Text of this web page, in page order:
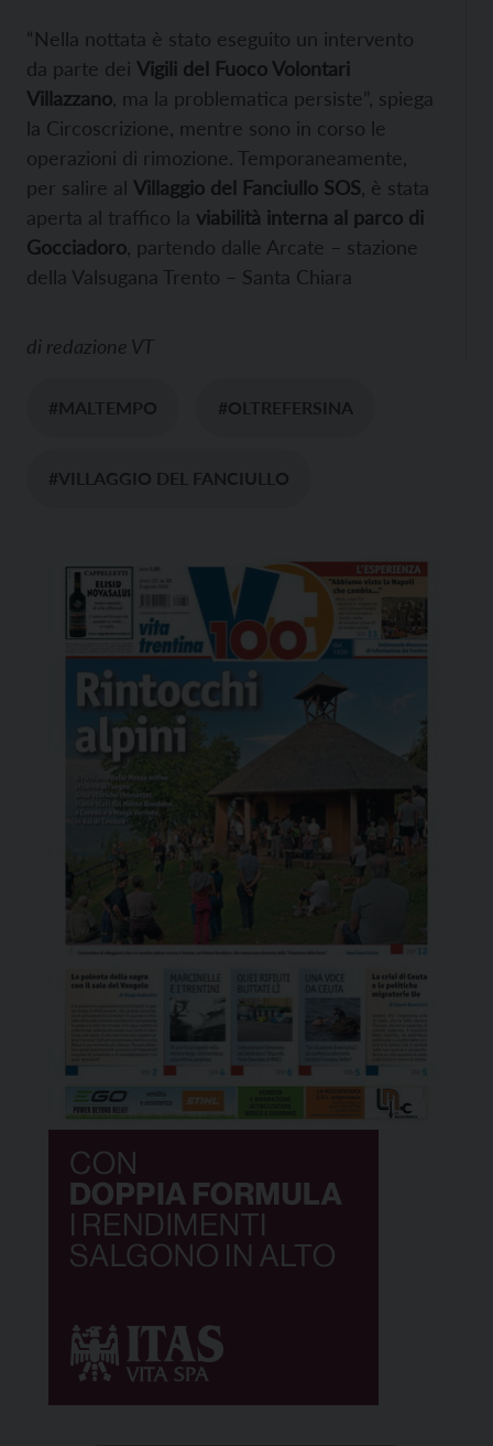
“Nella nottata è stato eseguito un intervento
da parte dei Vigili del Fuoco Volontari
Villazzano , ma la problematica persiste”, spiega
la Circoscrizione, mentre sono in corso le
operazioni di rimozione. Temporaneamente,
per salire al Villaggio del Fanciullo SOS , è stata
aperta al traffico la viabilità interna al parco di
Gocciadoro , partendo dalle Arcate – stazione
della Valsugana Trento – Santa Chiara
di redazione VT
#MALTEMPO #OLTREFERSINA
#VILLAGGIO DEL FANCIULLO